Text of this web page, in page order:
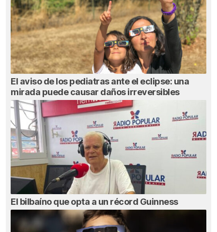
El aviso de los pediatras ante el eclipse: una
mirada puede causar daños irreversibles
El bilbaíno que opta a un récord Guinness